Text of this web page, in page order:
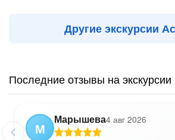
Другие экскурсии
Последние отзывы на экскурсии
М
Марышева4 авг 2026